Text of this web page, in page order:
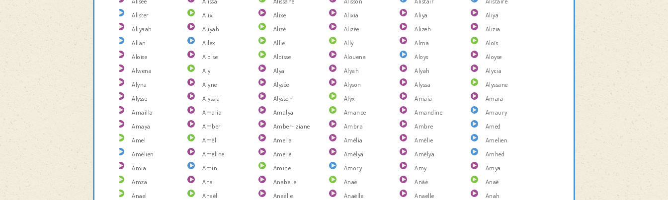
Alister
Alix Alixe Alixia Aliya
Aliya
Aliyaah
Aliyah Alizé Alizée Alizeh
Alizia
Allan
Allex Allie Ally Alma
Aloïs
Aloïse
Aloise Aloïsse Alouena Aloys
Aloyse
Alwena
Aly Alya Alyah Alyah
Alycia
Alyna
Alyne Alysée Alyson Alyssa
Alyssane
Alysse
Alyssia Alysson Alyx Amaia
Amaïa
Amailla
Amalia Amalya Amance Amandine
Amaury
Amaya
Amber Amber-Iziane Ambra Ambre
Amed
Amel
Amèl Amelia Amélia Amélie
Amelien
Amélien
Ameline Amelle Amélya Amélya
Amhed
Amia
Amin Amine Amory Amy
Amya
Amza
Ana Anabelle Anaé Anäé
Anaë
Anael
Anaël Anaèlle Anaëlle Anaelle
Anah